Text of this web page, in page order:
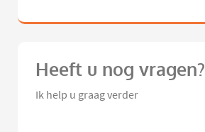
Heeft u nog vragen?
Ik help u graag verder